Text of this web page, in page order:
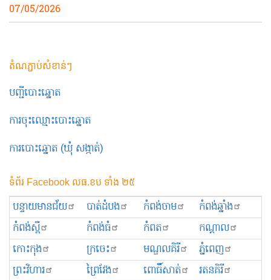
07/05/2026
តំណភ្ជាប់សំខាន់ៗ
បញ្ជីបោះឆ្នោត
ការចុះឈ្មោះបោះឆ្នោត
ការបោះឆ្នោត (ឃុំ សង្កាត់)
ទំព័រ Facebook លធ.ខប ទាំង ២៥
បន្ទាយមានជ័យ បាត់ដំបង កំពង់ចាម
កំពង់ឆ្នាំង
កំពង់ស្ពឺ
កំពង់ធំ កំពត
កណ្ដាល
កោះកុង
ក្រចេះ មណ្ឌលគិរី
ភ្នំពេញ
ព្រះ​វិហារ
ព្រៃវែង ពោធិ៍សាត់
រតនគិរី